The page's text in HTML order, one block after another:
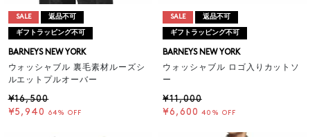
SALE 返品不可
ギフトラッピング不可
BARNEYS NEW YORK
ウォッシャブル 裏毛素材ルーズシ
ルエットプルオーバー
¥16,500
¥5,940
64% OFF
SALE 返品不可
ギフトラッピング不可
BARNEYS NEW YORK
ウォッシャブル ロゴ入りカットソ
ー
¥11,000
¥6,600 40% OFF